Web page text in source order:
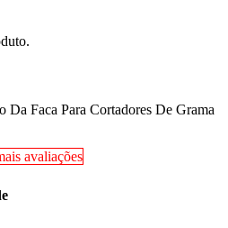
Da Faca Para Cortadores De Grama
avaliações